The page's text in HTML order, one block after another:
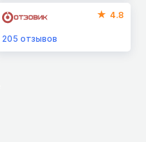
4.8
205отзывов